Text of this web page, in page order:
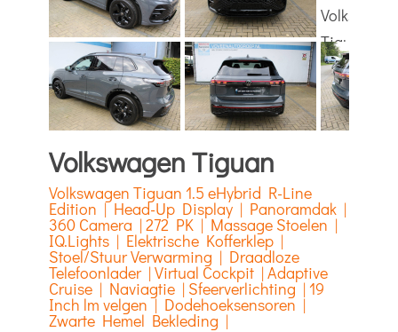
Volkswagen Tiguan
Volkswagen Tiguan 1.5 eHybrid R-Line
Edition | Head-Up Display | Panoramdak |
360 Camera | 272 PK | Massage Stoelen |
IQ.Lights | Elektrische Kofferklep |
Stoel/Stuur Verwarming | Draadloze
Telefoonlader | Virtual Cockpit | Adaptive
Cruise | Naviagtie | Sfeerverlichting | 19
Inch lm velgen | Dodehoeksensoren |
Zwarte Hemel Bekleding |